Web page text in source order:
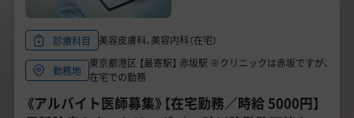
診療科目 美容皮膚科、美容内科（在宅）
勤務地
東京都港区 【最寄駅】 赤坂駅 ※クリニックは赤坂ですが、
在宅での勤務
《アルバイト医師募集》【在宅勤務／時給 5000円】